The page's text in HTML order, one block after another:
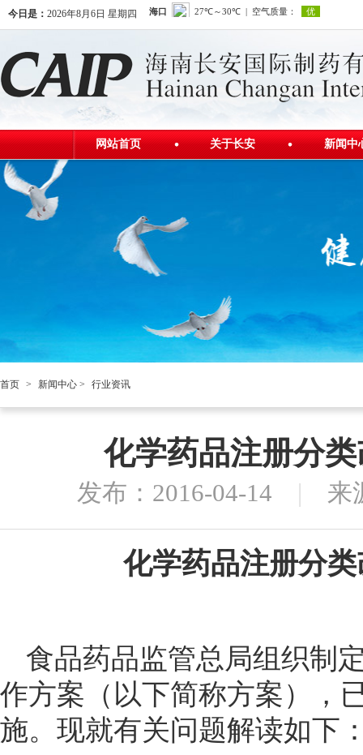
今日是： 2026年8月6日 星期四
网站首页 关于长安 新闻中
首页 > 新闻中心 > 行业资讯
化学药品注册分
发布：2016-04-14 来
化学药品注册分
食品药品监管总局组织制
作方案（以下简称方案），
施。现就有关问题解读如下